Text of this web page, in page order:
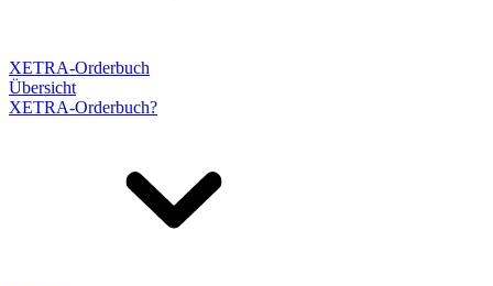
XETRA-Orderbuch
Übersicht
XETRA-Orderbuch?